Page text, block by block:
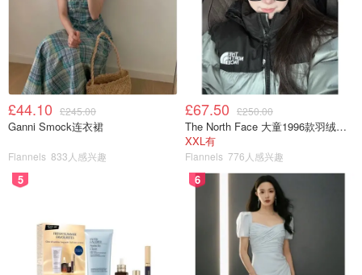
£44.10 £245.00
Ganni Smock连衣裙
Flannels 833人感兴趣
£67.50 £250.00
The North Face 大童1996款羽绒夹克
XXL有
Flannels 776人感兴趣
5 6